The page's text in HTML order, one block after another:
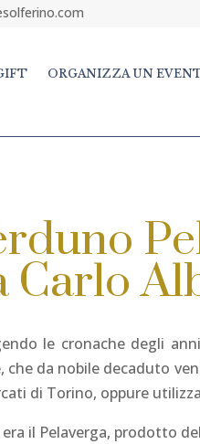
ORGANIZZA UN
Carlo
le cronache degli
che da nobile decaduto
di Torino, oppure
era il Pelaverga, prodotto